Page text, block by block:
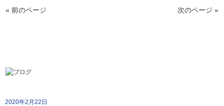
« 前のページ 次のページ »
2020年2月22日